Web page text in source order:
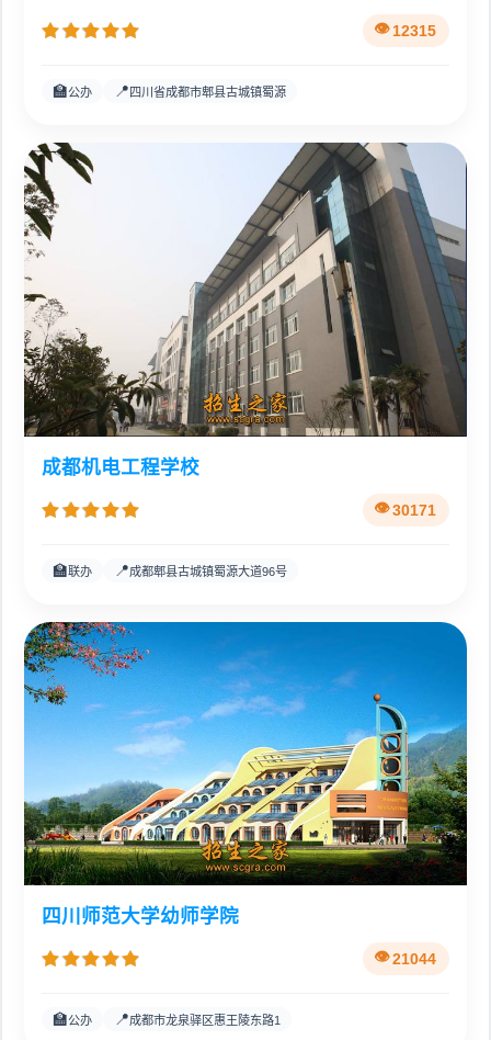
12315
🏫公办 📍四川省成都市郫县古城镇蜀源
成都机电工程学校
30171
🏫联办 📍成都郫县古城镇蜀源大道96号
四川师范大学幼师学院
21044
🏫公办 📍成都市龙泉驿区惠王陵东路1